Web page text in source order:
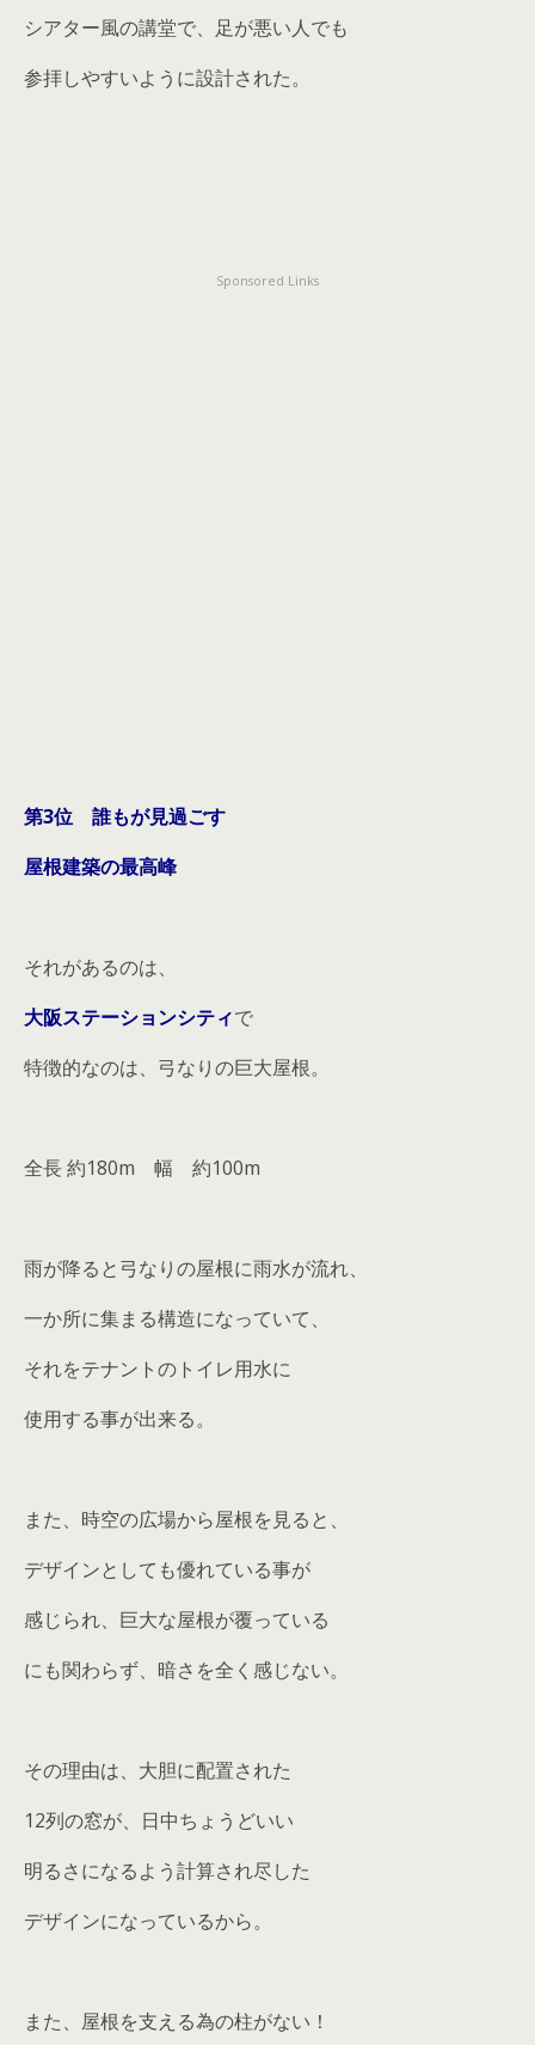
シアター風の講堂で、足が悪い人でも
参拝しやすいように設計された。
Sponsored Links
第3位 誰もが見過ごす
屋根建築の最高峰
それがあるのは、
大阪ステーションシティで
特徴的なのは、弓なりの巨大屋根。
全長 約180m 幅 約100m
雨が降ると弓なりの屋根に雨水が流れ、
一か所に集まる構造になっていて、
それをテナントのトイレ用水に
使用する事が出来る。
また、時空の広場から屋根を見ると、
デザインとしても優れている事が
感じられ、巨大な屋根が覆っている
にも関わらず、暗さを全く感じない。
その理由は、大胆に配置された
12列の窓が、日中ちょうどいい
明るさになるよう計算され尽した
デザインになっているから。
また、屋根を支える為の柱がない！